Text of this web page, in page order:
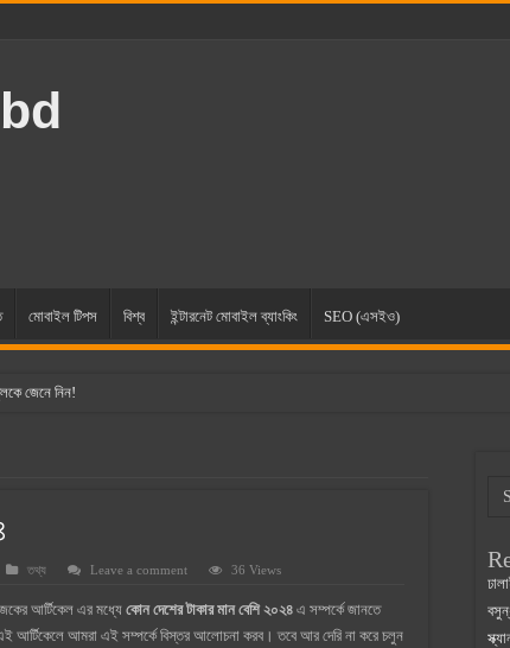
মোবাইল টিপস বিশ্ব ইন্টারনেট মোবাইল ব্যাংকিং SEO (এসইও)
জেনে নিন!
এর সুযোগ সুবিধা
তথ্য Leave a comment 36 Views
আর্টিকেল এর মধ্যে কোন দেশের টাকার মান বেশি ২০২৪ এ সম্পর্কে জানতে
আমরা এই সম্পর্কে বিস্তর আলোচনা করব। তবে আর দেরি না করে চলুন